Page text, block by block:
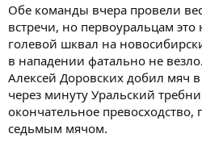
Обе команды вчера провели
встречи, но первоуральцам
голевой шквал на
в нападении фатально не
Алексей Доровских добил мяч
через минуту Уральский
окончательное превосходство,
седьмым мячом.